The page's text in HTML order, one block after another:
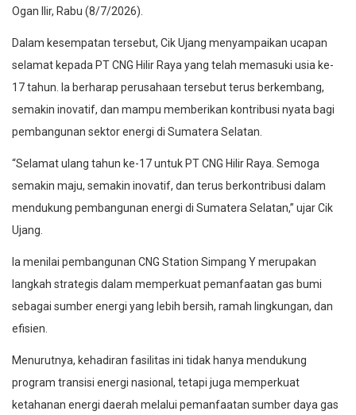
Ogan Ilir, Rabu (8/7/2026).
Dalam kesempatan tersebut, Cik Ujang menyampaikan ucapan
selamat kepada PT CNG Hilir Raya yang telah memasuki usia ke-
17 tahun. Ia berharap perusahaan tersebut terus berkembang,
semakin inovatif, dan mampu memberikan kontribusi nyata bagi
pembangunan sektor energi di Sumatera Selatan.
“Selamat ulang tahun ke-17 untuk PT CNG Hilir Raya. Semoga
semakin maju, semakin inovatif, dan terus berkontribusi dalam
mendukung pembangunan energi di Sumatera Selatan,” ujar Cik
Ujang.
Ia menilai pembangunan CNG Station Simpang Y merupakan
langkah strategis dalam memperkuat pemanfaatan gas bumi
sebagai sumber energi yang lebih bersih, ramah lingkungan, dan
efisien.
Menurutnya, kehadiran fasilitas ini tidak hanya mendukung
program transisi energi nasional, tetapi juga memperkuat
ketahanan energi daerah melalui pemanfaatan sumber daya gas